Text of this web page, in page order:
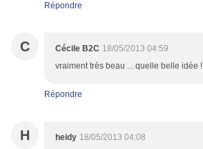
Répondre
C Cécile B2C 18/05/2013 04:59
vraiment très beau ... quelle belle idée !
Répondre
H heidy 18/05/2013 04:08